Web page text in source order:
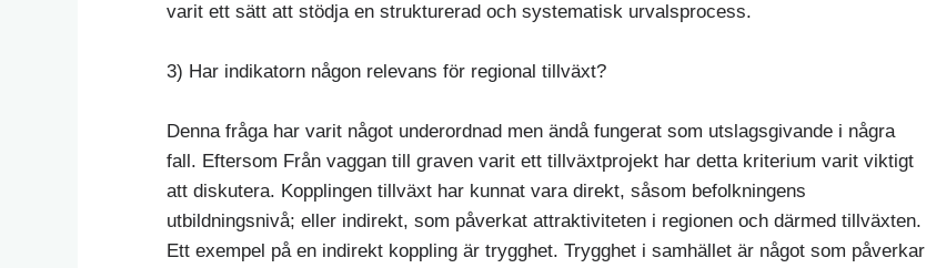
varit ett sätt att stödja en strukturerad och systematisk urvalsprocess.
3) Har indikatorn någon relevans för regional tillväxt?
Denna fråga har varit något underordnad men ändå fungerat som utslagsgivande i några
fall. Eftersom Från vaggan till graven varit ett tillväxtprojekt har detta kriterium varit viktigt
att diskutera. Kopplingen tillväxt har kunnat vara direkt, såsom befolkningens
utbildningsnivå; eller indirekt, som påverkat attraktiviteten i regionen och därmed tillväxten.
Ett exempel på en indirekt koppling är trygghet. Trygghet i samhället är något som påverkar